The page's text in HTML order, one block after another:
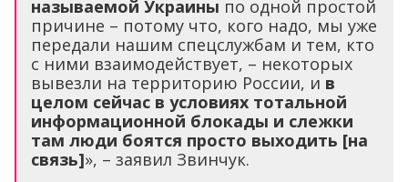
называемой Украины по одной простой
причине – потому что, кого надо, мы уже
передали нашим спецслужбам и тем, кто
с ними взаимодействует, – некоторых
вывезли на территорию России, и в
целом сейчас в условиях тотальной
информационной блокады и слежки
там люди боятся просто выходить [на
связь]», – заявил Звинчук.